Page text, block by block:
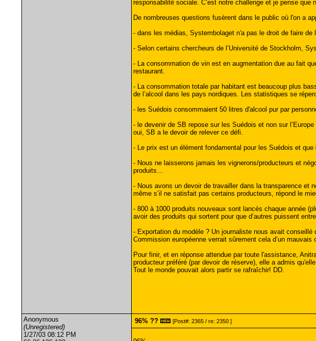
responsabilité sociale. C’est notre challenge et je pense
De nombreuses questions fusèrent dans le public où l'on a
- dans les médias, Systembolaget n'a pas le droit de faire
- Selon certains chercheurs de l’Université de Stockholm,
- La consommation de vin est en augmentation due au fait
restaurant.
- La consommation totale par habitant est beaucoup plus
de l’alcool dans les pays nordiques. Les statistiques se
- les Suédois consommaient 50 litres d'alcool pur par
- le devenir de SB repose sur les Suédois et non sur
oui, SB a le devoir de relever ce défi.
- Le prix est un élément fondamental pour les Suédois et
- Nous ne laisserons jamais les vignerons/producteurs et
produits…
- Nous avons un devoir de travailler dans la transparence
même s’il ne satisfait pas certains producteurs, répond le
- 800 à 1000 produits nouveaux sont lancés chaque année
avoir des produits qui sortent pour que d’autres puissent
- Exportation du modèle ? Un journaliste nous avait
Commission européenne verrait sûrement cela d’un
Pour finir, et en réponse attendue par toute l'assistance,
producteur préféré (par devoir de réserve), elle a admis
Tout le monde pouvait alors partir se rafraîchir! DD.
Anonymous
(Unregistered)
1/27/03 08:12 PM
96% ?? [Post#: 2365 / re: 2350 ]